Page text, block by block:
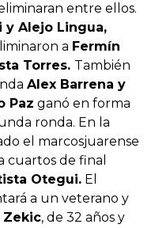
entre ellos.
y Alejo Lingua,
a Fermín
Torres. También
Alex Barrena y
Paz ganó en forma
ronda. En la
el marcosjuarense
cuartos de final
Otegui.El
a un veterano y
Zekic, de 32 años y